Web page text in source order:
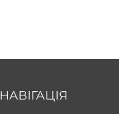
НАВІГАЦІЯ